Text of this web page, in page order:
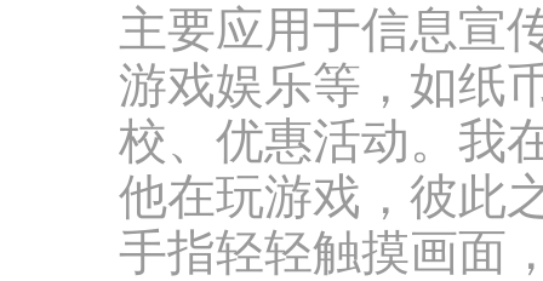
主要应用于信息宣
游戏娱乐等，如纸
校、优惠活动。我
他在玩游戏，彼此
手指轻轻触摸画面